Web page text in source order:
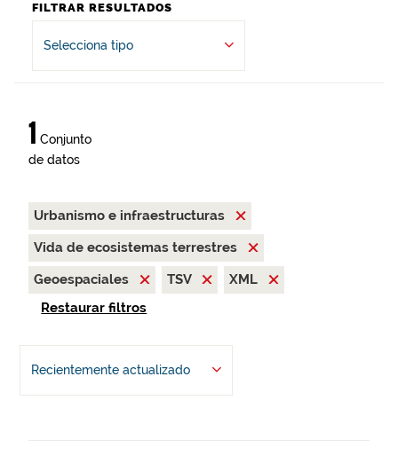
FILTRAR RESULTADOS
Selecciona tipo
1 Conjunto
de datos
Urbanismo e infraestructuras
Vida de ecosistemas terrestres
Geoespaciales
TSV
XML
Restaurar filtros
Recientemente actualizado